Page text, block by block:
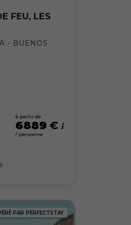
FEU, LES
- BUENOS
à partir de
6889 €
/ personne
PAR PERFECTSTAY